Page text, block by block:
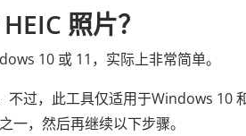
照片？
10 或 11，实际上非常简单。
不过，此工具仅适用于Windows 10
，然后再继续以下步骤。